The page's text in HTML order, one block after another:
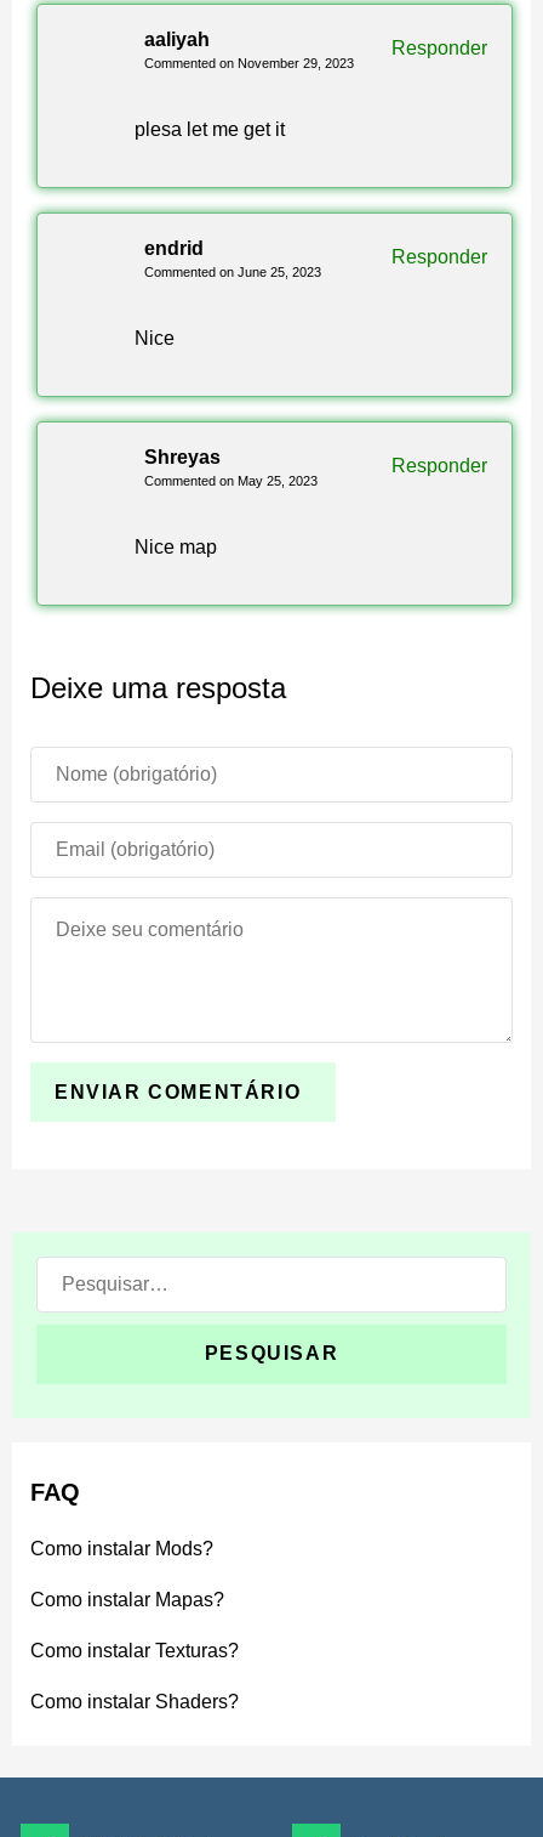
Mais mapas gratuitos disponíveis na
página de
sobrevivência, aventura e PvP.
Para o passo a passo completo de instalação, acesse o
aaliyah
Commented on November 29, 2023
plesa let me get it
Responder
endrid
Commented on June 25, 2023
Nice
Responder
Shreyas
Commented on May 25, 2023
Nice map
Responder
Deixe uma resposta
Pesquisar:
FAQ
Como instalar Mods?
Como instalar Mapas?
Como instalar Texturas?
Como instalar Shaders?